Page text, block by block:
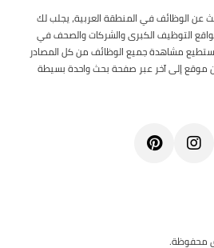
عن الوظائف في المنطقة العربية، يجلب لك
التوظيف الكبرى والشركات والصحف في
مشاهدة جميع الوظائف من كل المصادر
موقع إلى آخر عبر صفحة بحث واحدة بسيطة
محفوظة.